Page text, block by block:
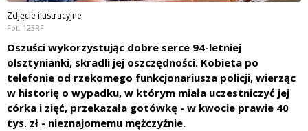
Zdjęcie ilustracyjne
Fot. 123RF
Oszuści wykorzystując dobre serce 94-letniej
olsztynianki, skradli jej oszczędności. Kobieta po
telefonie od rzekomego funkcjonariusza policji, wierząc
w historię o wypadku, w którym miała uczestniczyć jej
córka i zięć, przekazała gotówkę - w kwocie prawie 40
tys. zł - nieznajomemu mężczyźnie.